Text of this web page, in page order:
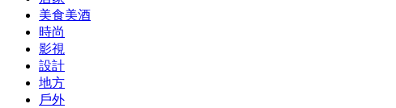
美食美酒
時尚
影視
設計
地方
戶外